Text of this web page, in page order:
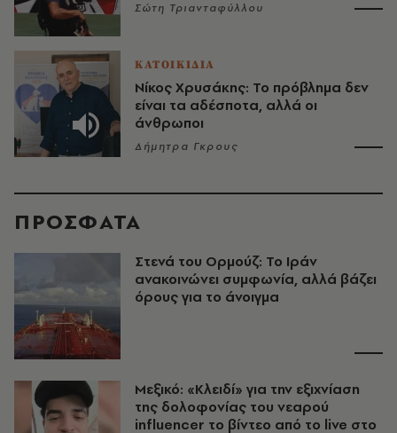
Σώτη Τριανταφύλλου
ΚΑΤΟΙΚΙΔΙΑ
Νίκος Χρυσάκης: Το πρόβλημα δεν
είναι τα αδέσποτα, αλλά οι
άνθρωποι
Δήμητρα Γκρους
ΠΡΟΣΦΑΤΑ
Στενά του Ορμούζ: Το Ιράν
ανακοινώνει συμφωνία, αλλά βάζει
όρους για το άνοιγμα
Μεξικό: «Κλειδί» για την εξιχνίαση
της δολοφονίας του νεαρού
influencer το βίντεο από το live στο